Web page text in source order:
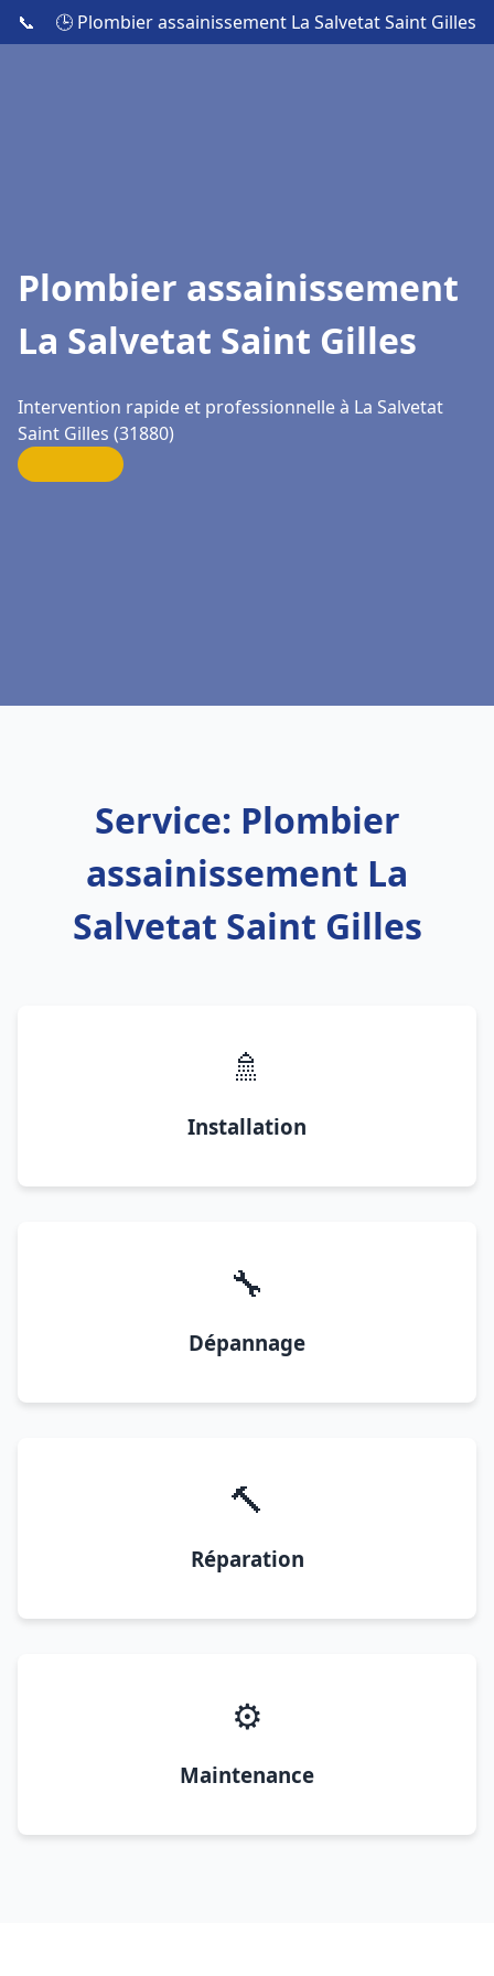
📞 🕒 Plombier assainissement La Salvetat Saint Gilles
Plombier assainissement
La Salvetat Saint Gilles
Intervention rapide et professionnelle à La Salvetat
Saint Gilles (31880)
Service: Plombier
assainissement La
Salvetat Saint Gilles
🚿
Installation
🔧
Dépannage
🔨
Réparation
⚙️
Maintenance